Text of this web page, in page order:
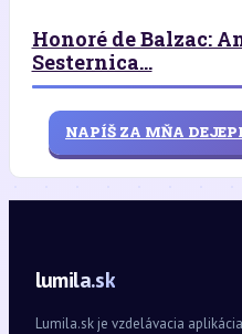
Honoré de Balzac:
Sesternica...
NAPÍŠ ZA MŇA
lumila.sk
Lumila.sk je vzdelávacia